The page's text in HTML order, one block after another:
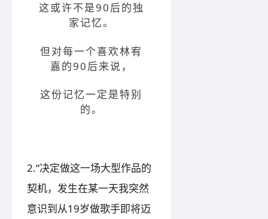
这或许不是90后的独
家记忆。
但对每一个喜欢林宥
嘉的90后来说，
这份记忆一定是特别
的。
2.“决定做这一场大型作品的
契机，发生在某一天我突然
意识到从19岁做歌手即将迈